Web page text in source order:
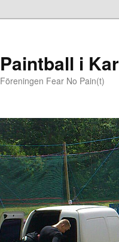
Paintball i
Föreningen Fear No Pain(t)